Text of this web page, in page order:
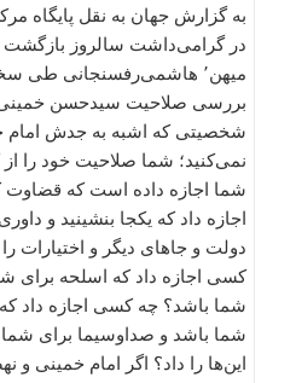
به گزارش جهان به نقل پایگاه
در گرامی‌داشت سالروز
میهن٬ هاشمی‌رفسنجانی طی
بررسی صلاحیت سیدحسن
شخصیتی كه اشبه به جدش امام
نمی‌كنید؛ شما صلاحیت خود را
شما اجازه داده است كه
اجازه داد كه یكجا بنشینید و
دولت و جاهای دیگر و اختیارات
كسی اجازه داد كه اسلحه برای
شما باشد؟ چه كسی اجازه داد كه
شما باشد و صداوسیما برای
این‌ها را داد؟ اگر امام خمینی و